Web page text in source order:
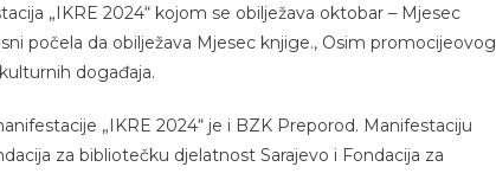
„IKRE 2024“ kojom se obilježava oktobar – Mjesec
počela da obilježava Mjesec knjige., Osim promocijeovog
događaja.
„IKRE 2024“ je i BZK Preporod. Manifestaciju
za bibliotečku djelatnost Sarajevo i Fondacija za